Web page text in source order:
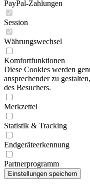
PayPal-Zahlungen
Session
Währungswechsel
Komfortfunktionen
Diese Cookies werden
ansprechender zu
des Besuchers.
Merkzettel
Statistik & Tracking
Endgeräteerkennung
Partnerprogramm